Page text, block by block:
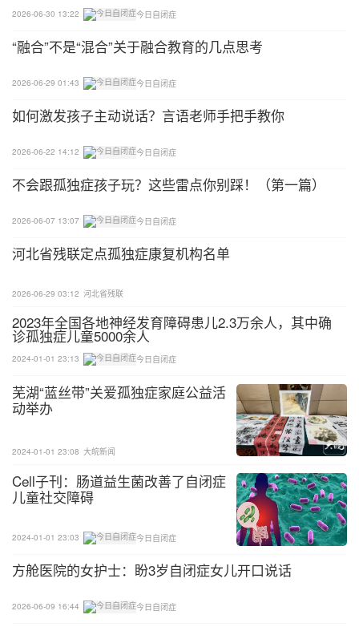
长一方面制止孩子咬手指，另一方面要强化孩子把手
手指。
11．惩罚：留意所用的惩罚方法：使用这方法必须留
意三个原则——
1）要观察孩子的反应，孩子必须感觉到我们所用的
方法对他来说是惩罚；
2）孩子能明白并接纳我们的惩罚；
3）掌握孩子稍微平静的时候，建立孩子恰当的行
这方法较以上的方法效果来的比较快，但过分运用惩
罚，会直接影响彼此间的关系及孩子对人的信任。
2026-06-30 13:22 今日自闭症
“融合”不是“混合”关于融合教育的几点思考
2026-06-29 01:43 今日自闭症
如何激发孩子主动说话？言语老师手把手教你
2026-06-22 14:12 今日自闭症
不会跟孤独症孩子玩？这些雷点你别踩！（第一篇）
2026-06-07 13:07 今日自闭症
河北省残联定点孤独症康复机构名单
2026-06-29 03:12 河北省残联
2023年全国各地神经发育障碍患儿2.3万余人，其中确
诊孤独症儿童5000余人
2024-01-01 23:13 今日自闭症
芜湖“蓝丝带”关爱孤独症家庭公益活
动举办
2024-01-01 23:08 大皖新闻
Cell子刊：肠道益生菌改善了自闭症
儿童社交障碍
2024-01-01 23:03 今日自闭症
方舱医院的女护士：盼3岁自闭症女儿开口说话
2026-06-09 16:44 今日自闭症